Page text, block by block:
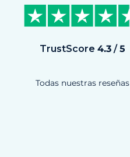
TrustScore 4.3/5
Todas nuestras reseñas